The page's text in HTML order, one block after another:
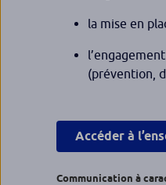
la mise en
(prévention,
Accéder à
Communication à